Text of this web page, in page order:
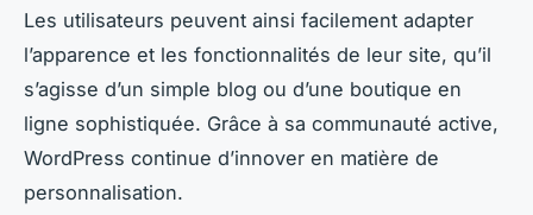
Les utilisateurs peuvent ainsi facilement adapter
l’apparence et les fonctionnalités de leur site, qu’il
s’agisse d’un simple blog ou d’une boutique en
ligne sophistiquée. Grâce à sa communauté active,
WordPress continue d’innover en matière de
personnalisation.